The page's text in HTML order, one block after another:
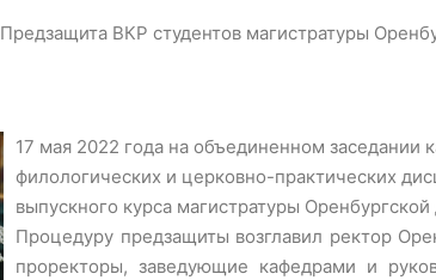
Предзащита ВКР студентов магистратуры
17 мая 2022 года на объединенном заседании
филологических и церковно-практических
выпускного курса магистратуры
Процедуру предзащиты возглавил ректор
проректоры, заведующие кафедрами и